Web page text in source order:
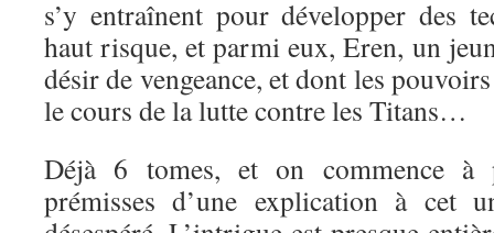
s’y entraînent pour développer des
haut risque, et parmi eux, Eren, un
désir de vengeance, et dont les
le cours de la lutte contre les Titans…
Déjà 6 tomes, et on commence à
prémisses d’une explication à cet